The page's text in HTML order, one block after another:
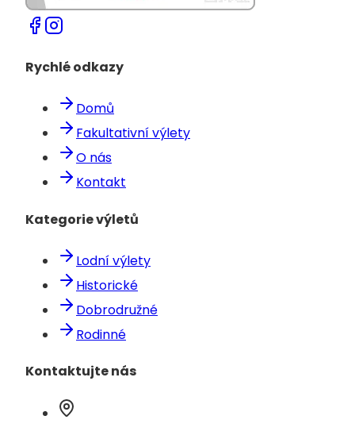
Rychlé odkazy
Domů
Fakultativní výlety
O nás
Kontakt
Kategorie výletů
Lodní výlety
Historické
Dobrodružné
Rodinné
Kontaktujte nás